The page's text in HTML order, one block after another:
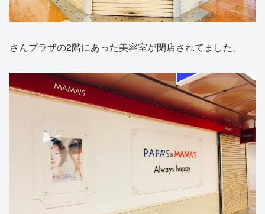
さんプラザの2階にあった美容室が閉店されてました。